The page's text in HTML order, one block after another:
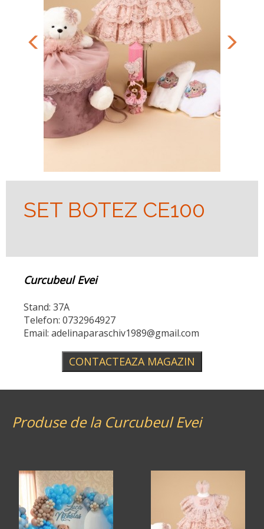
SET BOTEZ CE100
Curcubeul Evei
Stand: 37A
Telefon: 0732964927
Email: adelinaparaschiv1989@gmail.com
CONTACTEAZA MAGAZIN
Produse de la Curcubeul Evei